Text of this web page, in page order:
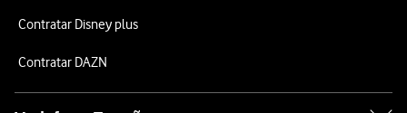
Contratar Disney plus
Contratar DAZN